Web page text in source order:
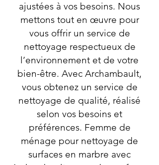
ajustées à vos besoins. Nous
mettons tout en œuvre pour
vous offrir un service de
nettoyage respectueux de
l’environnement et de votre
bien-être. Avec Archambault,
vous obtenez un service de
nettoyage de qualité, réalisé
selon vos besoins et
préférences. Femme de
ménage pour nettoyage de
surfaces en marbre avec